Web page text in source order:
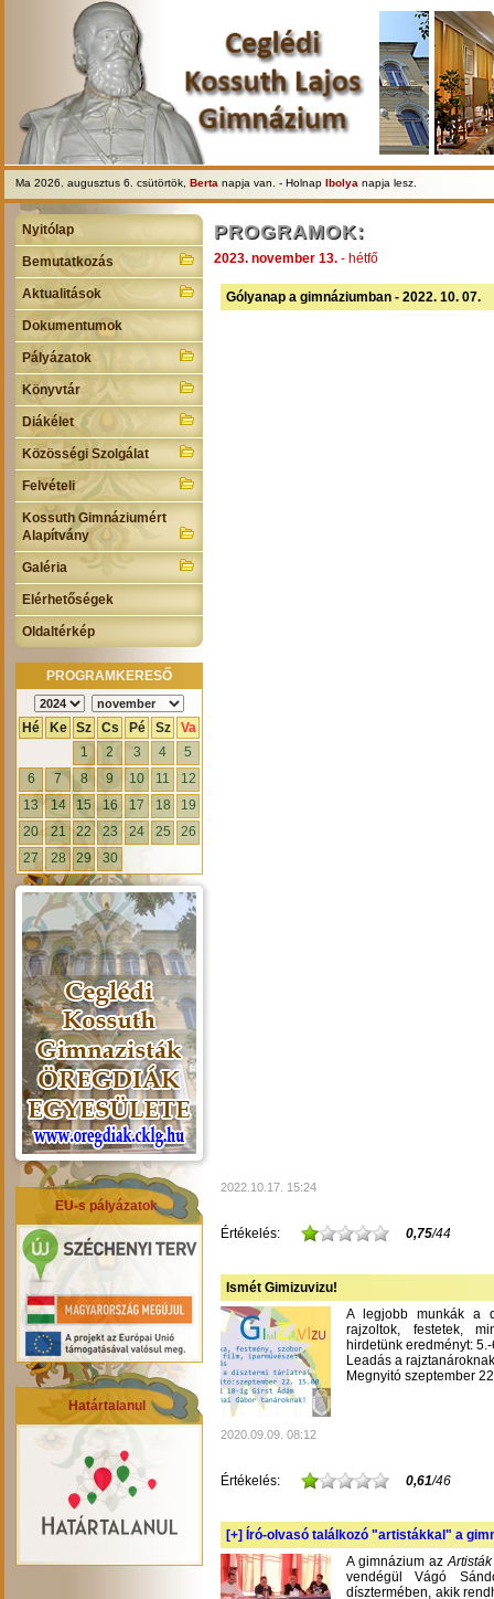
Ma 2026. augusztus 6. csütörtök, Berta napja van. - Holnap Ibolya napja lesz.
Nyitólap
Bemutatkozás
Aktualitások
Dokumentumok
Pályázatok
Könyvtár
Diákélet
Közösségi Szolgálat
Felvételi
Kossuth Gimnáziumért
Alapítvány
Galéria
Elérhetőségek
Oldaltérkép
PROGRAMKERESŐ
Hé Ke Sz Cs Pé Sz
Va
1
2 3 4
5
6
7 8 9 10 11
12
13
14 15 16 17 18
19
20
21 22 23 24 25
26
27
28 29 30
EU-s pályázatok
Határtalanul
PROGRAMOK:
2023. november 13. - hétfő
Gólyanap a gimnáziumban - 2022. 10. 07.
2022.10.17. 15:24
Értékelés: 0,75/44
Ismét Gimizuvizu!
A legjobb munkák a
rajzoltok, festetek,
hirdetünk eredményt:
Leadás a
Megnyitó szeptember
2020.09.09. 08:12
Értékelés: 0,61/46
[+] Író-olvasó találkozó "artistákkal" a
A gimnázium az
vendégül Vágó
dísztermében, akik